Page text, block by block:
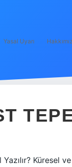
Yasal Uyarı
Yazılır? Küresel